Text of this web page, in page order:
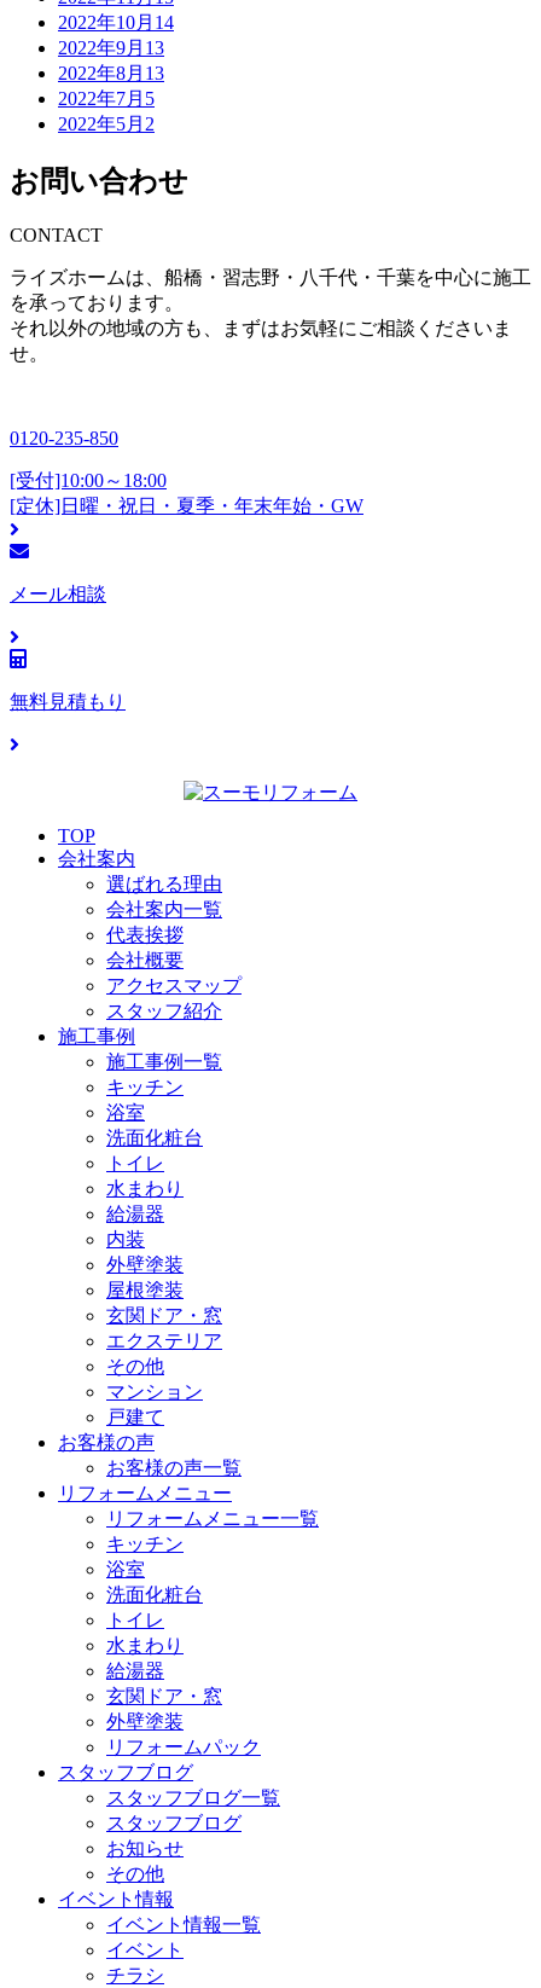
2022年10月 14
2022年9月 13
2022年8月 13
2022年7月 5
2022年5月 2
お問い合わせ
CONTACT
ライズホームは、船橋・習志野・八千代・千葉を中心に施工
を承っております。
それ以外の地域の方も、まずはお気軽にご相談くださいま
せ。
0120-235-850
[受付]10:00～18:00
[定休]日曜・祝日・夏季・年末年始・GW
メール相談
無料見積もり
TOP
会社案内
選ばれる理由
会社案内一覧
代表挨拶
会社概要
アクセスマップ
スタッフ紹介
施工事例
施工事例一覧
キッチン
浴室
洗面化粧台
トイレ
水まわり
給湯器
内装
外壁塗装
屋根塗装
玄関ドア・窓
エクステリア
その他
マンション
戸建て
お客様の声
お客様の声一覧
リフォームメニュー
リフォームメニュー一覧
キッチン
浴室
洗面化粧台
トイレ
水まわり
給湯器
玄関ドア・窓
外壁塗装
リフォームパック
スタッフブログ
スタッフブログ一覧
スタッフブログ
お知らせ
その他
イベント情報
イベント情報一覧
イベント
チラシ